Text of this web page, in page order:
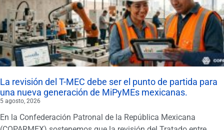
La revisión del T-MEC debe ser el punto de partida para
una nueva generación de MiPyMEs mexicanas.
5 agosto, 2026
En la Confederación Patronal de la República Mexicana